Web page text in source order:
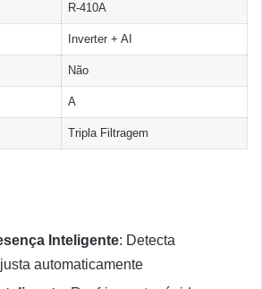
R-410A
Inverter + AI
Não
A
Tripla Filtragem
Inteligente: Detecta
automaticamente